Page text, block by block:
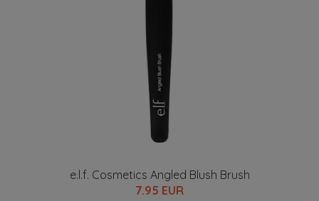
e.l.f. Cosmetics Angled Blush Brush
7.95 EUR